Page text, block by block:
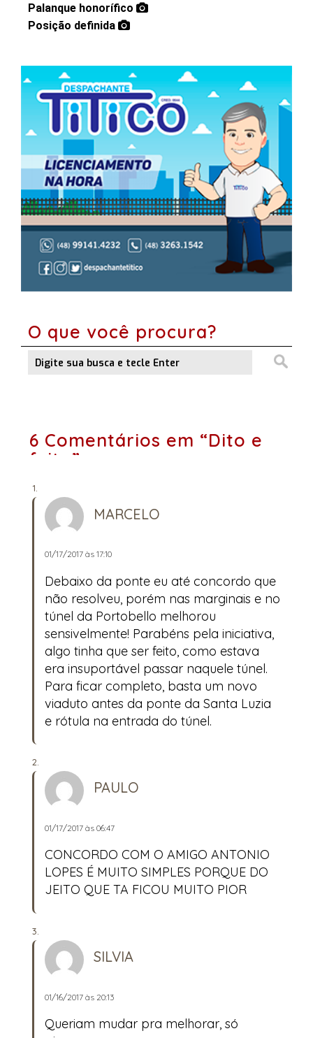
Palanque honorífico
Posição definida
O que você procura?
6 Comentários em “Dito e
feito”
MARCELO
01/17/2017 às 17:10
Debaixo da ponte eu até concordo que
não resolveu, porém nas marginais e no
túnel da Portobello melhorou
sensivelmente! Parabéns pela iniciativa,
algo tinha que ser feito, como estava
era insuportável passar naquele túnel.
Para ficar completo, basta um novo
viaduto antes da ponte da Santa Luzia
e rótula na entrada do túnel.
PAULO
01/17/2017 às 06:47
CONCORDO COM O AMIGO ANTONIO
LOPES É MUITO SIMPLES PORQUE DO
JEITO QUE TA FICOU MUITO PIOR
SILVIA
01/16/2017 às 20:13
Queriam mudar pra melhorar, só